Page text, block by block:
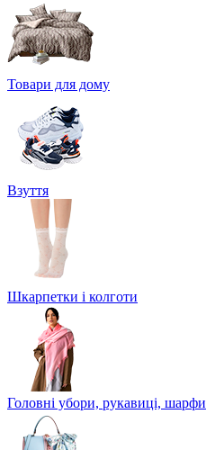
Товари для дому
Взуття
Шкарпетки і колготи
Головні убори, рукавиці, шарфи